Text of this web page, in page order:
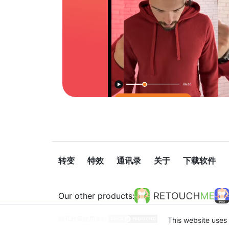
转变 特效 通讯录 关于 下载软件
Our other products:
This website